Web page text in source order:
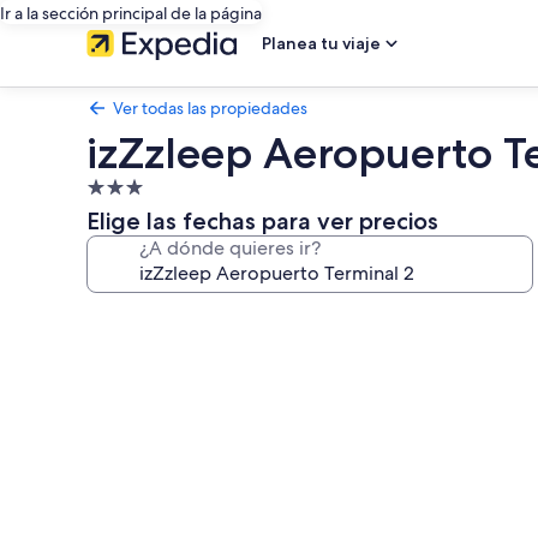
Ir a la sección principal de la página
Planea tu viaje
Ver todas las propiedades
izZzleep Aeropuerto
Propiedad
de
3.0
estrellas
Elige las fechas para ver precios
¿A dónde quieres ir?